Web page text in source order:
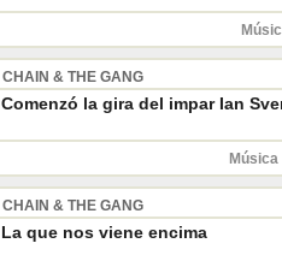
CHAIN & THE GANG
Comenzó la gira del impar Ian
CHAIN & THE GANG
La que nos viene encima